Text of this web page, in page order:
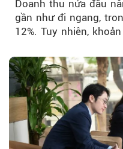
Doanh thu nửa đầu
gần như đi ngang,
12%. Tuy nhiên,